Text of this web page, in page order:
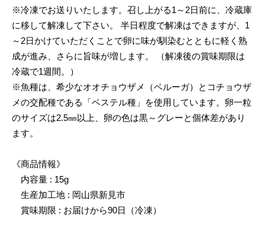
※冷凍でお送りいたします。召し上がる1～2日前に、冷蔵庫
に移して解凍して下さい。 半日程度で解凍はできますが、1
～2日かけていただくことで卵に味が馴染むとともに軽く熟
成が進み、さらに旨味が増します。 （解凍後の賞味期限は
冷蔵で1週間。）
※魚種は、希少なオオチョウザメ（ベルーガ）とコチョウザ
メの交配種である「ベステル種」を使用しています。卵一粒
のサイズは2.5㎜以上、卵の色は黒～グレーと個体差があり
ます。
《商品情報》
内容量 : 15g
生産加工地 : 岡山県新見市
賞味期限 : お届けから90日（冷凍）